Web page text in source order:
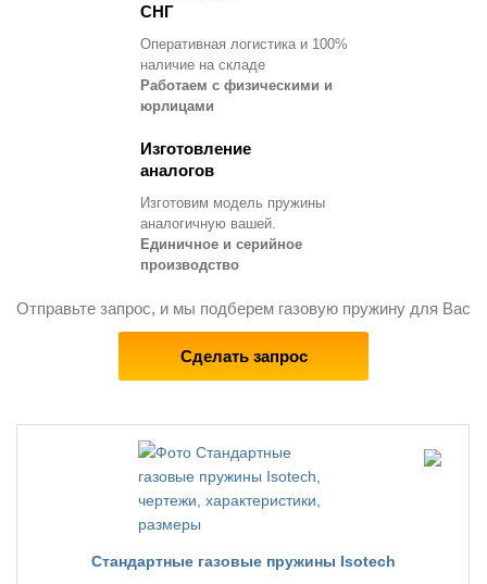
СНГ
Оперативная логистика и 100%
наличие на складе
Работаем с физическими и
юрлицами
Изготовление
аналогов
Изготовим модель пружины
аналогичную вашей.
Единичное и серийное
производство
Отправьте запрос, и мы подберем газовую пружину для Вас
Сделать запрос
Стандартные газовые пружины Isotech